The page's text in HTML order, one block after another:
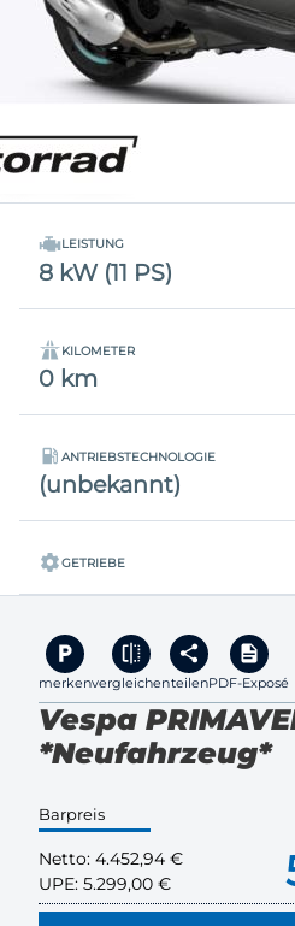
LEISTUNG
8 kW (11 PS)
KILOMETER
0 km
ANTRIEBSTECHNOLOGIE
(unbekannt)
GETRIEBE
merkenvergleichenteilenPDF-Exposé
Vespa
*Neufahrzeug*
Barpreis
Netto: 4.452,94 €
UPE: 5.299,00 €